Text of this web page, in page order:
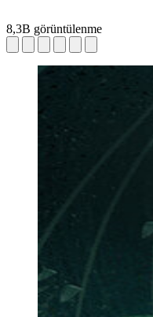
8,3B görüntülenme